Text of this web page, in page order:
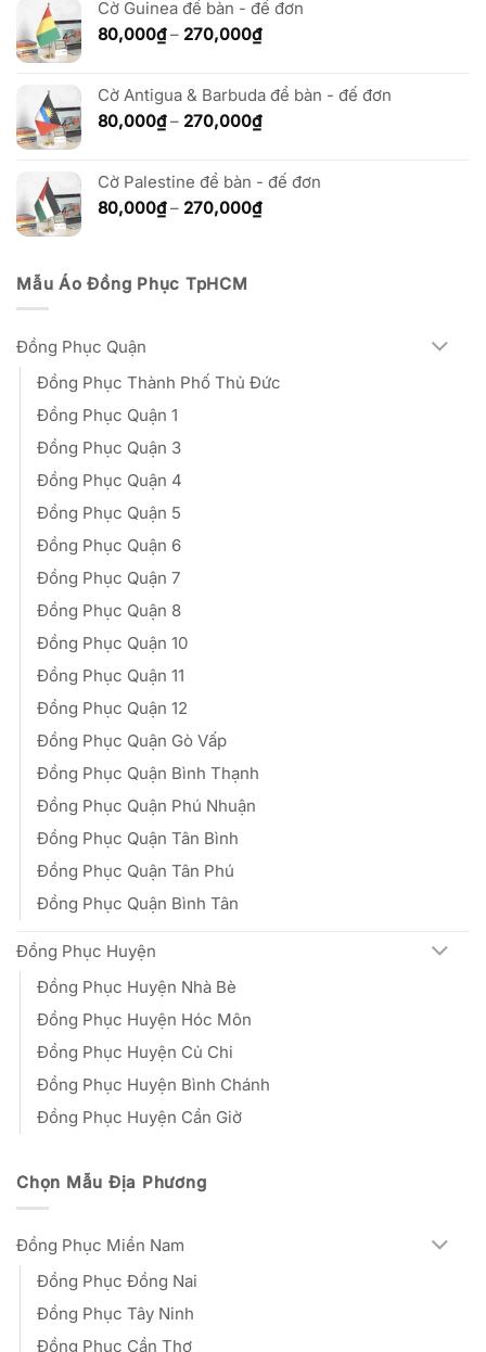
80,000₫
đến
270,000₫
Cờ Guinea để bàn - đế đơn
80,000₫ – 270,000₫Khoảng
80,000₫
đến
270,000₫
Cờ Antigua & Barbuda để bàn - đế đơn
80,000₫ – 270,000₫Khoảng
80,000₫
đến
270,000₫
Cờ Palestine để bàn - đế đơn
80,000₫ – 270,000₫Khoảng
Mẫu Áo Đồng Phục TpHCM
Đồng Phục Quận
Đồng Phục Thành Phố Thủ Đức
Đồng Phục Quận 1
Đồng Phục Quận 3
Đồng Phục Quận 4
Đồng Phục Quận 5
Đồng Phục Quận 6
Đồng Phục Quận 7
Đồng Phục Quận 8
Đồng Phục Quận 10
Đồng Phục Quận 11
Đồng Phục Quận 12
Đồng Phục Quận Gò Vấp
Đồng Phục Quận Bình Thạnh
Đồng Phục Quận Phú Nhuận
Đồng Phục Quận Tân Bình
Đồng Phục Quận Tân Phú
Đồng Phục Quận Bình Tân
Đồng Phục Huyện
Đồng Phục Huyện Nhà Bè
Đồng Phục Huyện Hóc Môn
Đồng Phục Huyện Củ Chi
Đồng Phục Huyện Bình Chánh
Đồng Phục Huyện Cần Giờ
Chọn Mẫu Địa Phương
Đồng Phục Miền Nam
Đồng Phục Đồng Nai
Đồng Phục Tây Ninh
Đồng Phục Cần Thơ